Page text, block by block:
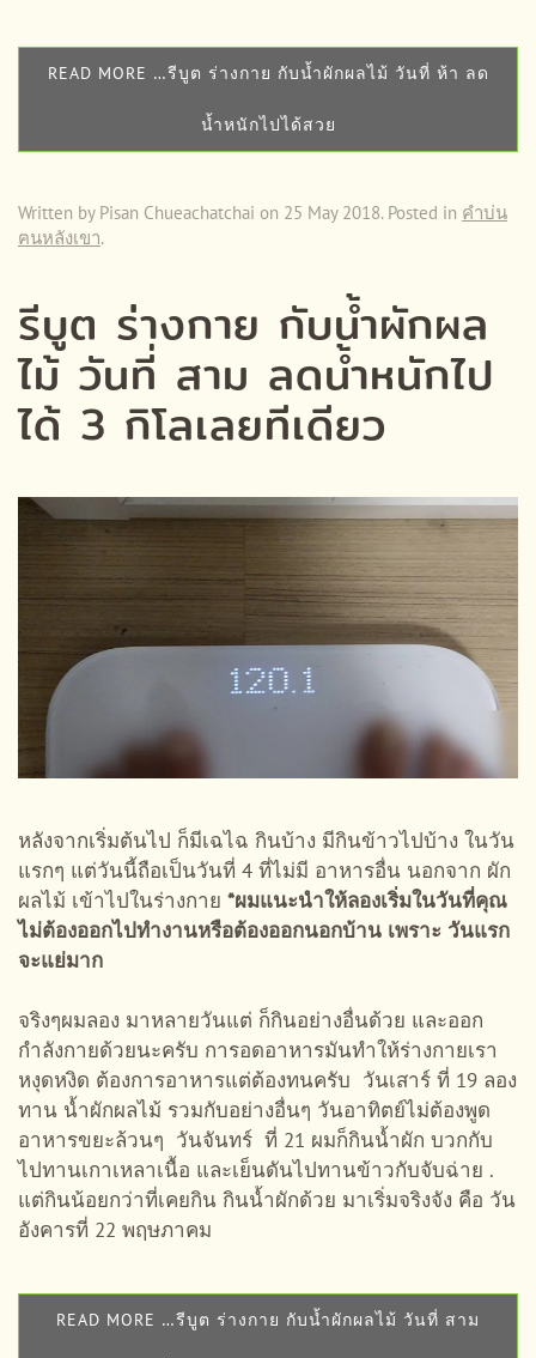
READ MORE …รีบูต ร่างกาย กับน้ำผักผลไม้ วันที่ ห้า ลด
น้ำหนักไปได้สวย
Written by Pisan Chueachatchai on 25 May 2018. Posted in คำบ่น
ฅนหลังเขา.
รีบูต ร่างกาย กับน้ำผักผล
ไม้ วันที่ สาม ลดน้ำหนักไป
ได้ 3 กิโลเลยทีเดียว
หลังจากเริ่มต้นไป ก็มีเฉไฉ กินบ้าง มีกินข้าวไปบ้าง ในวัน
แรกๆ แต่วันนี้ถือเป็นวันที่ 4 ที่ไม่มี อาหารอื่น นอกจาก ผัก
ผลไม้ เข้าไปในร่างกาย *ผมแนะนำให้ลองเริ่มในวันที่คุณ
ไม่ต้องออกไปทำงานหรือต้องออกนอกบ้าน เพราะ วันแรก
จะแย่มาก
จริงๆผมลอง มาหลายวันแต่ ก็กินอย่างอื่นด้วย และออก
กำลังกายด้วยนะครับ การอดอาหารมันทำให้ร่างกายเรา
หงุดหงิด ต้องการอาหารแต่ต้องทนครับ วันเสาร์ ที่ 19 ลอง
ทาน น้ำผักผลไม้ รวมกับอย่างอื่นๆ วันอาทิตย์ไม่ต้องพูด
อาหารขยะล้วนๆ วันจันทร์ ที่ 21 ผมก็กินน้ำผัก บวกกับ
ไปทานเกาเหลาเนื้อ และเย็นดันไปทานข้าวกับจับฉ่าย .
แต่กินน้อยกว่าที่เคยกิน กินน้ำผักด้วย มาเริ่มจริงจัง คือ วัน
อังคารที่ 22 พฤษภาคม
READ MORE …รีบูต ร่างกาย กับน้ำผักผลไม้ วันที่ สาม